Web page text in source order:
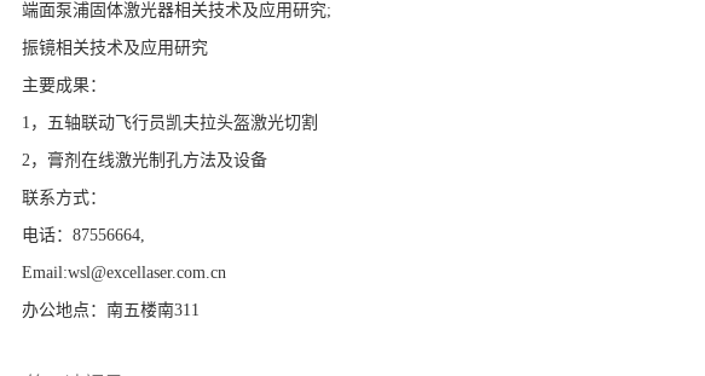
端面泵浦固体激光器相关技术及应用研究;
振镜相关技术及应用研究
主要成果：
1，五轴联动飞行员凯夫拉头盔激光切割
2，膏剂在线激光制孔方法及设备
联系方式：
电话：87556664,
Email:wsl@excellaser.com.cn
办公地点：南五楼南311